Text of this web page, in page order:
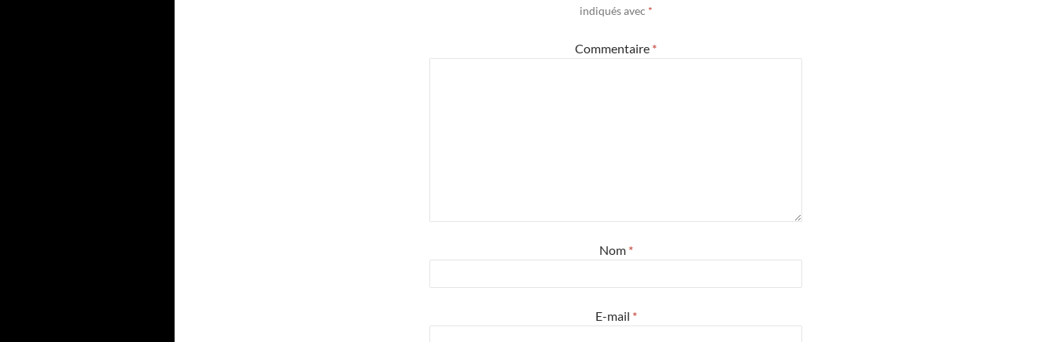
indiqués avec *
Commentaire *
Nom *
E-mail *